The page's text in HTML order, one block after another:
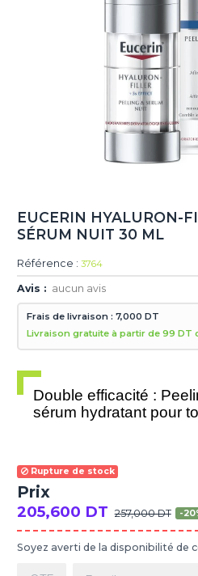
EUCERIN HYALURON-
SÉRUM NUIT 30 ML
Référence : 3764
Avis : aucun avis
Frais de livraison : 7,000 DT
Livraison gratuite à partir de 99 DT
Double efficacité :
sérum hydratant pour
Rupture de stock
Prix
205,600 DT 257,000 DT -
Soyez averti de la disponibilité de